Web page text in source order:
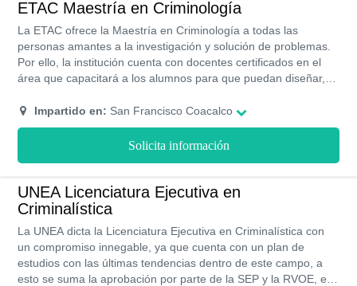
ETAC Maestría en Criminología
La ETAC ofrece la Maestría en Criminología a todas las
personas amantes a la investigación y solución de problemas.
Por ello, la institución cuenta con docentes certificados en el
área que capacitará a los alumnos para que puedan diseñar,
de personas involucradas en hechos delictivos. Además cuenta
con instalaciones de vanguardia y ofrece descuento sobre el
costo de las colegiaturas.
Impartido en: San Francisco Coacalco
Solicita información
UNEA Licenciatura Ejecutiva en
Criminalística
La UNEA dicta la Licenciatura Ejecutiva en Criminalística con
un compromiso innegable, ya que cuenta con un plan de
estudios con las últimas tendencias dentro de este campo, a
esto se suma la aprobación por parte de la SEP y la RVOE, es